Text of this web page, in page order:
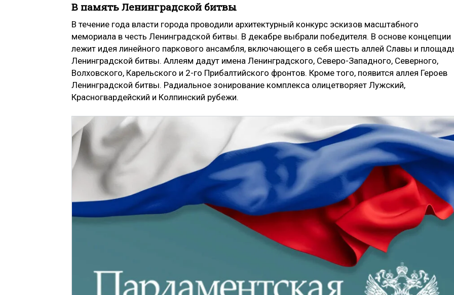
В память Ленинградской битвы
В течение года власти города проводили архитектурный конкурс эскизов масштабного
мемориала в честь Ленинградской битвы. В декабре выбрали победителя. В основе концепции
лежит идея линейного паркового ансамбля, включающего в себя шесть аллей Славы и
Ленинградской битвы. Аллеям дадут имена Ленинградского, Северо-Западного, Северного,
Волховского, Карельского и 2-го Прибалтийского фронтов. Кроме того, появится аллея Героев
Ленинградской битвы. Радиальное зонирование комплекса олицетворяет Лужский,
Красногвардейский и Колпинский рубежи.